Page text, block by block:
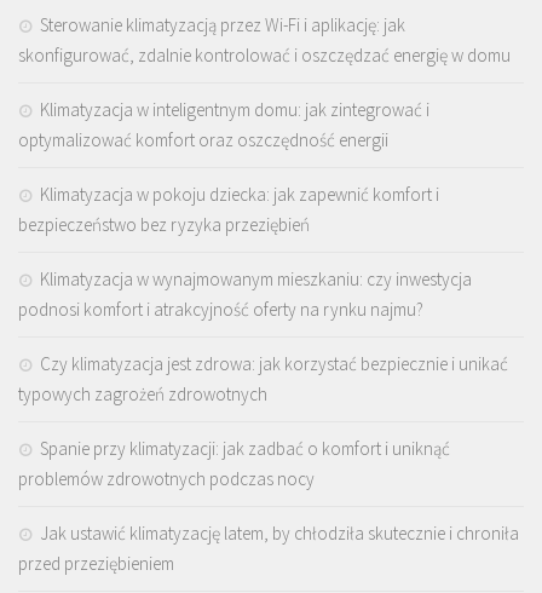
Sterowanie klimatyzacją przez Wi-Fi i aplikację: jak
skonfigurować, zdalnie kontrolować i oszczędzać energię w domu
Klimatyzacja w inteligentnym domu: jak zintegrować i
optymalizować komfort oraz oszczędność energii
Klimatyzacja w pokoju dziecka: jak zapewnić komfort i
bezpieczeństwo bez ryzyka przeziębień
Klimatyzacja w wynajmowanym mieszkaniu: czy inwestycja
podnosi komfort i atrakcyjność oferty na rynku najmu?
Czy klimatyzacja jest zdrowa: jak korzystać bezpiecznie i unikać
typowych zagrożeń zdrowotnych
Spanie przy klimatyzacji: jak zadbać o komfort i uniknąć
problemów zdrowotnych podczas nocy
Jak ustawić klimatyzację latem, by chłodziła skutecznie i chroniła
przed przeziębieniem